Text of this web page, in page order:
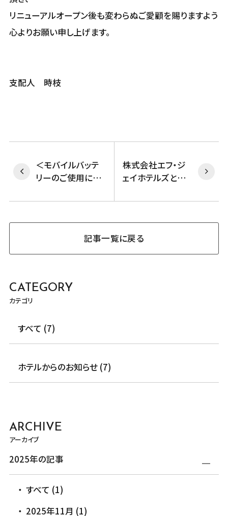
リニューアルオープン後も変わらぬご愛顧を賜りますよう
心よりお願い申し上げます。
支配人 時枝
＜モバイルバッテ
リーのご使用に関
株式会社エフ・ジ
ェイホテルズとの
するお知らせ
記事一覧に戻る
CATEGORY
カテゴリ
すべて (7)
ホテルからのお知らせ (7)
ARCHIVE
アーカイブ
2025年の記事
すべて (1)
2025年11月 (1)